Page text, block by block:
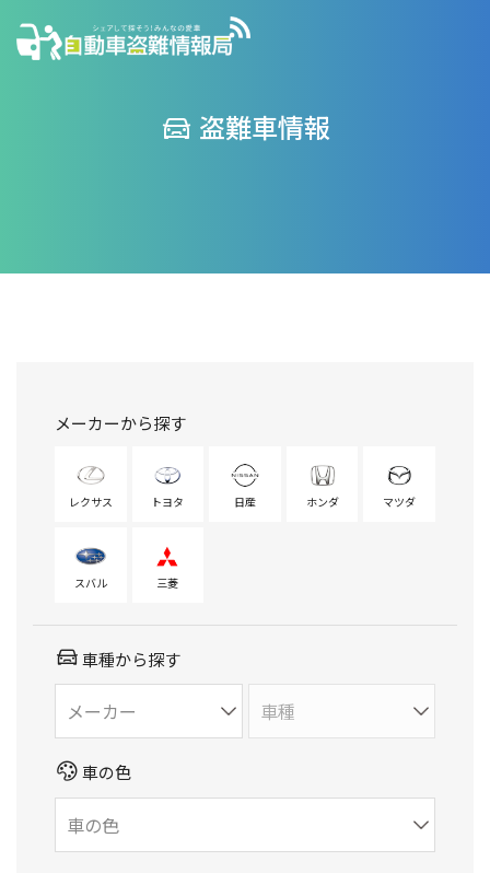
盗難車情報
メーカーから探す
レクサス トヨタ 日産 ホンダ マツダ
スバル 三菱
車種から探す
車の色